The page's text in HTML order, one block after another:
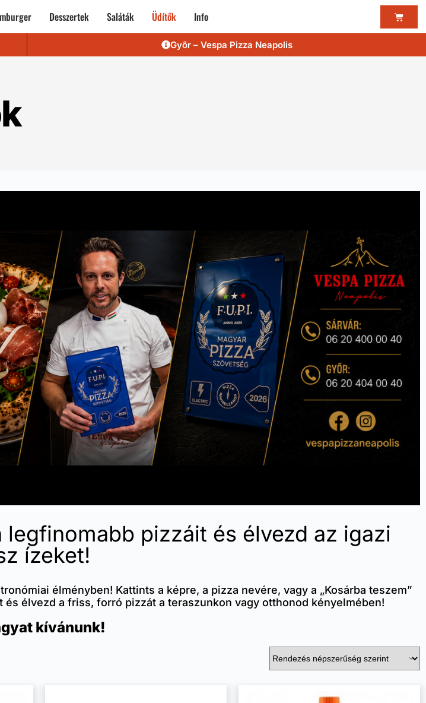
Desszertek Saláták Üdítők Info
Győr – Vespa Pizza Neapolis
pizzáit és élvezd az igazi
ízeket!
élményben! Kattints a képre, a pizza nevére, vagy a „Kosárba teszem”
élvezd a friss, forró pizzát a teraszunkon vagy otthonod kényelmében!
kívánunk!